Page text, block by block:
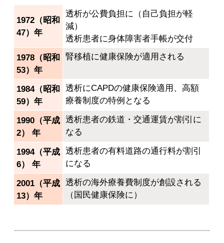
1972（昭和
47）年
透析が公費負担に（自己負担が軽
減）
透析患者に身体障害者手帳が交付
1978（昭和
53）年
腎移植に健康保険が適用される
1984（昭和
59）年
透析にCAPDの健康保険適用、高額
療養制度の特例となる
1990（平成
2） 年
透析患者の鉄道・交通運賃が割引に
なる
1994（平成
6） 年
透析患者の有料道路の通行料が割引
になる
2001（平成
13）年
透析の海外療養費制度が創設される
（国民健康保険に）